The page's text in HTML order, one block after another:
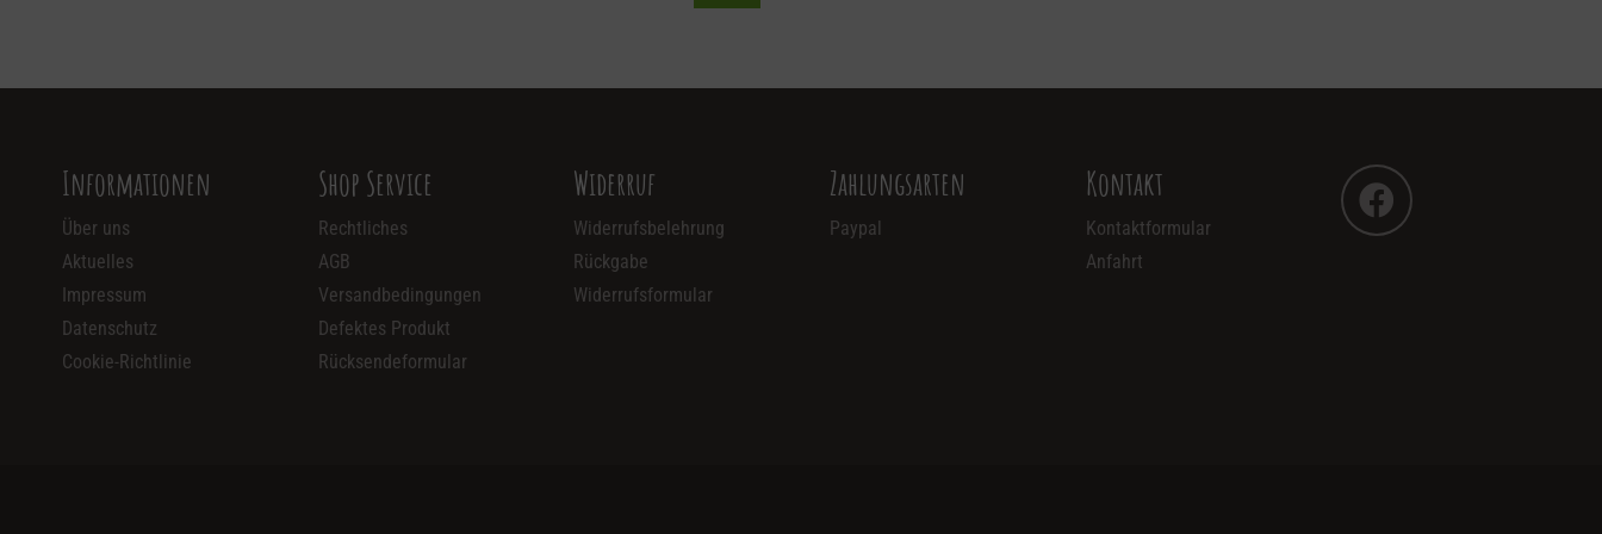
Informationen
Über uns
Aktuelles
Impressum
Datenschutz
Cookie-Richtlinie
Shop Service
Rechtliches
AGB
Versandbedingungen
Defektes Produkt
Rücksendeformular
Widerruf
Widerrufsbelehrung
Rückgabe
Widerrufsformular
Zahlungsarten
Paypal
Kontakt
Kontaktformular
Anfahrt